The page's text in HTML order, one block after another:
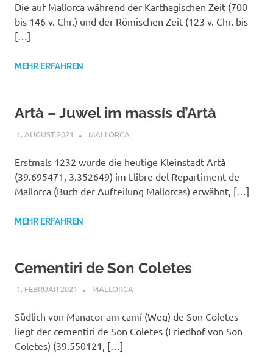
Die auf Mallorca während der Karthagischen Zeit (700
bis 146 v. Chr.) und der Römischen Zeit (123 v. Chr. bis
[…]
MEHR ERFAHREN
Artà – Juwel im massís d’Artà
1. AUGUST 2021 MAILBOX59846
MALLORCA
Erstmals 1232 wurde die heutige Kleinstadt Artà
(39.695471, 3.352649) im Llibre del Repartiment de
Mallorca (Buch der Aufteilung Mallorcas) erwähnt, […]
MEHR ERFAHREN
Cementiri de Son Coletes
1. FEBRUAR 2021 MAILBOX59846
MALLORCA
Südlich von Manacor am camí (Weg) de Son Coletes
liegt der cementiri de Son Coletes (Friedhof von Son
Coletes) (39.550121, […]